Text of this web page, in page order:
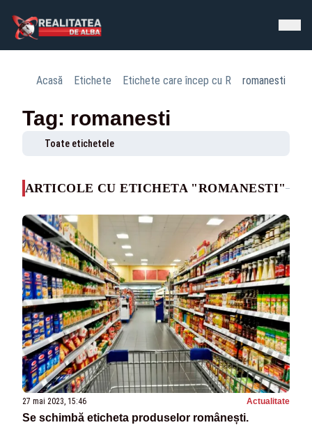
Acasă Etichete Etichete care încep cu R romanesti
Tag: romanesti
Toate etichetele
ARTICOLE CU ETICHETA "ROMANESTI"
27 mai 2023, 15:46 Actualitate
Se schimbă eticheta produselor românești.